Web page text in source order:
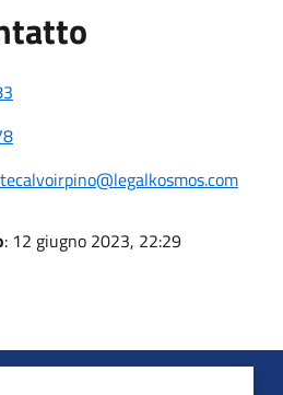
: 12 giugno 2023, 22:29